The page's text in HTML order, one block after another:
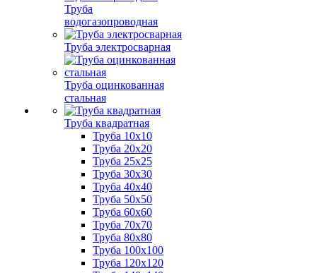
Труба
водогазопроводная
Труба электросварная
Труба оцинкованная
стальная
Труба квадратная
Труба 10x10
Труба 20x20
Труба 25x25
Труба 30x30
Труба 40x40
Труба 50x50
Труба 60x60
Труба 70x70
Труба 80x80
Труба 100x100
Труба 120x120